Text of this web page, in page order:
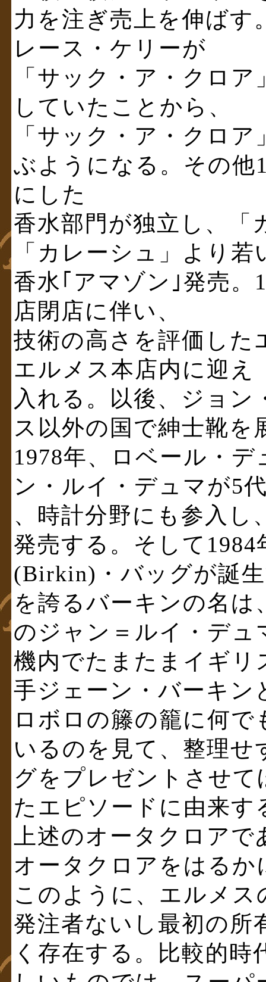
力を注ぎ売上を伸ばす
レース・ケリーが
「サック・ア・クロ
していたことから、
「サック・ア・クロ
ぶようになる。その他
にした
香水部門が独立し、「
「カレーシュ」より
香水｢アマゾン｣発売。
店閉店に伴い、
技術の高さを評価した
エルメス本店内に迎え
入れる。以後、ジョ
ス以外の国で紳士靴を
1978年、ロベール・
ン・ルイ・デュマが5
、時計分野にも参入し
発売する。そして1984
(Birkin)・バッグが誕
を誇るバーキンの名は
のジャン＝ルイ・デュ
機内でたまたまイギリ
手ジェーン・バーキン
ロボロの籐の籠に何で
いるのを見て、整理
グをプレゼントさせて
たエピソードに由来
上述のオータクロア
オータクロアをはる
このように、エルメス
発注者ないし最初の所
く存在する。比較的時